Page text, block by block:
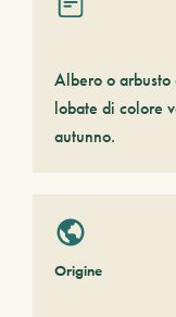
Albero o
lobate di colore
autunno.
Origine